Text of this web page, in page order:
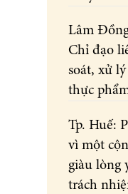
Lâm
Chỉ đạo
soát, xử
thực
Tp. Huế:
vì một
giàu lòng
trách